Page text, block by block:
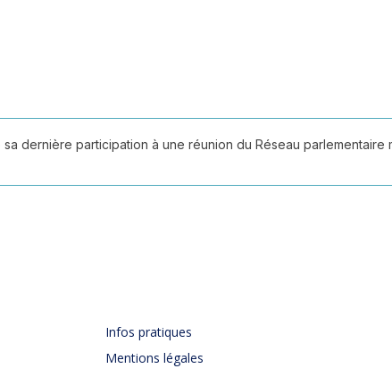
dernière participation à une réunion du Réseau parlementaire
Infos pratiques
Mentions légales